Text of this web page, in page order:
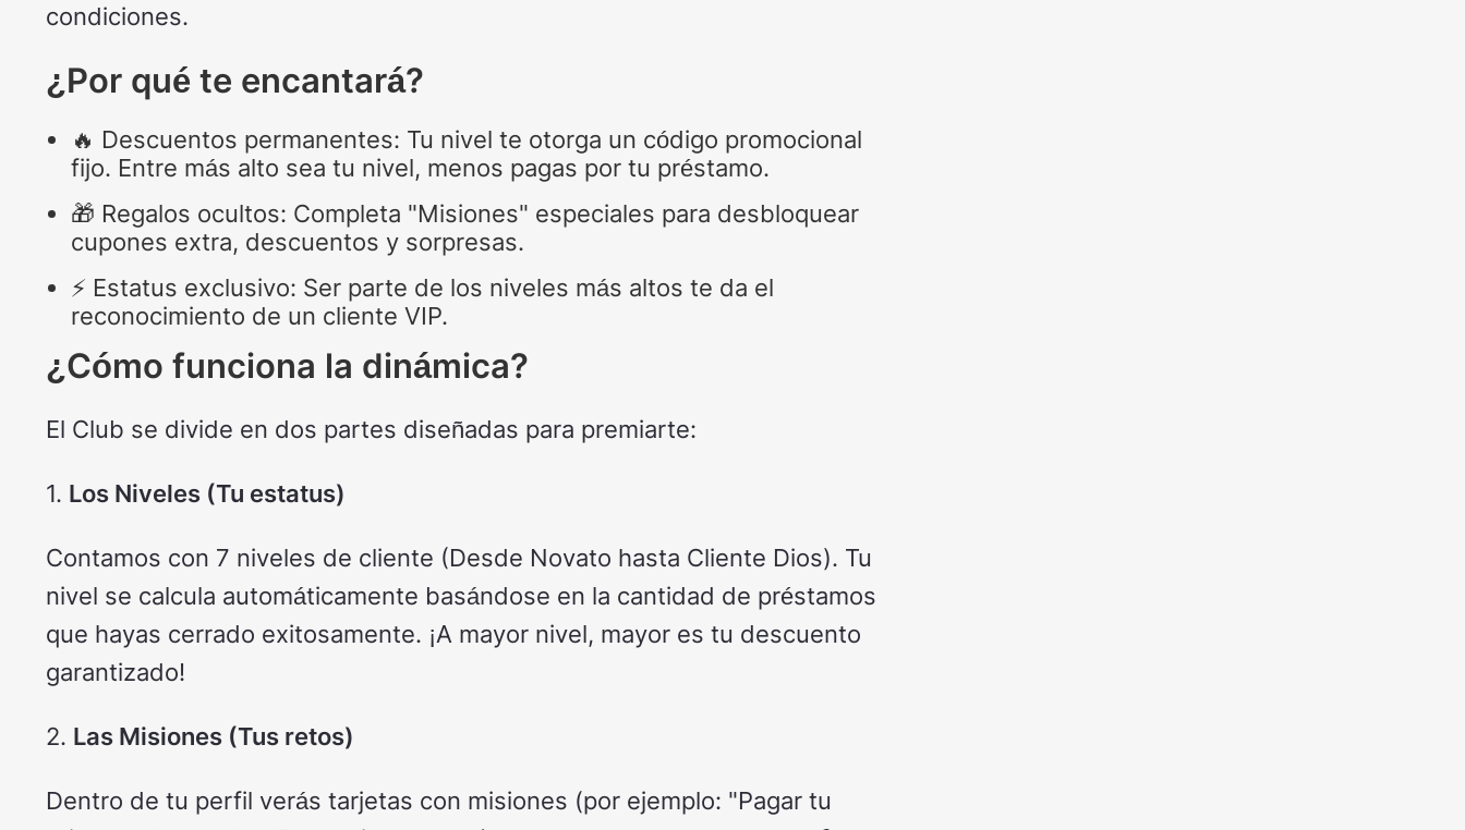
condiciones.
¿Por qué te encantará?
🔥 Descuentos permanentes: Tu nivel te otorga un código promocional
fijo. Entre más alto sea tu nivel, menos pagas por tu préstamo.
🎁 Regalos ocultos: Completa "Misiones" especiales para desbloquear
cupones extra, descuentos y sorpresas.
⚡ Estatus exclusivo: Ser parte de los niveles más altos te da el
reconocimiento de un cliente VIP.
¿Cómo funciona la dinámica?
El Club se divide en dos partes diseñadas para premiarte:
1. Los Niveles (Tu estatus)
Contamos con 7 niveles de cliente (Desde Novato hasta Cliente Dios). Tu
nivel se calcula automáticamente basándose en la cantidad de préstamos
que hayas cerrado exitosamente. ¡A mayor nivel, mayor es tu descuento
garantizado!
2. Las Misiones (Tus retos)
Dentro de tu perfil verás tarjetas con misiones (por ejemplo: "Pagar tu